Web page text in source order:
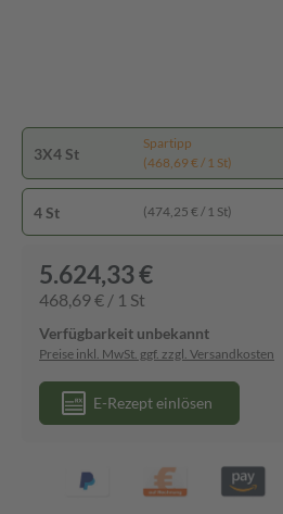
3X4 St
Spartipp
(468,69 € / 1 St)
4 St (474,25 € / 1 St)
5.624,33 €
468,69 € / 1 St
Verfügbarkeit unbekannt
Preise inkl. MwSt. ggf. zzgl. Versandkosten
E-Rezept einlösen